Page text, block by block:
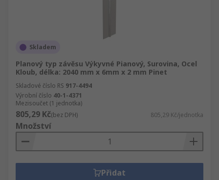
Skladem
Planový typ závěsu Výkyvné Pianový, Surovina, Ocel
Kloub, délka: 2040 mm x 6mm x 2 mm Pinet
Skladové číslo RS 917-4494
Výrobní číslo 40-1-4371
Mezisoučet (1 jednotka)
805,29 Kč(bez DPH) 805,29 Kč/jednotka
Množství
Přidat